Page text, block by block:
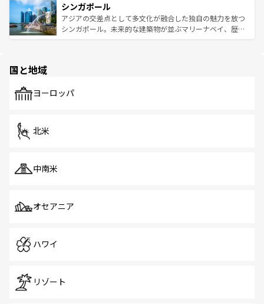
参照してほしい。
激する。気候は一年中温暖で、どの季節にも異なる楽しみ
が待っている。親しみやすいタイの人々、仏教を中心とし
た文化、そして多様な観光資源が、訪れる旅人を魅了し続
み、どこを訪れても感動するはず。観光スポットが密集し
ており、効率よく見どころを回れるのも魅力。息をのむよ
うな絶景から文化的な体験まで、香港を存分に楽しみ尽く
シンガポール
アジアの交差点として多文化が融合した独自の魅力を放つ
シンガポール。未来的な建築物が並ぶマリーナベイ、歴史
で、ホーカーズは地元の風情を楽しめる外せないスポット
国と地域
ヨーロッパ
北米
中南米
オセアニア
ハワイ
リゾート